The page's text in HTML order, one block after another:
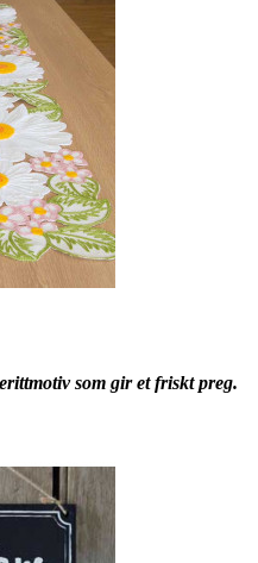
som gir et friskt preg.